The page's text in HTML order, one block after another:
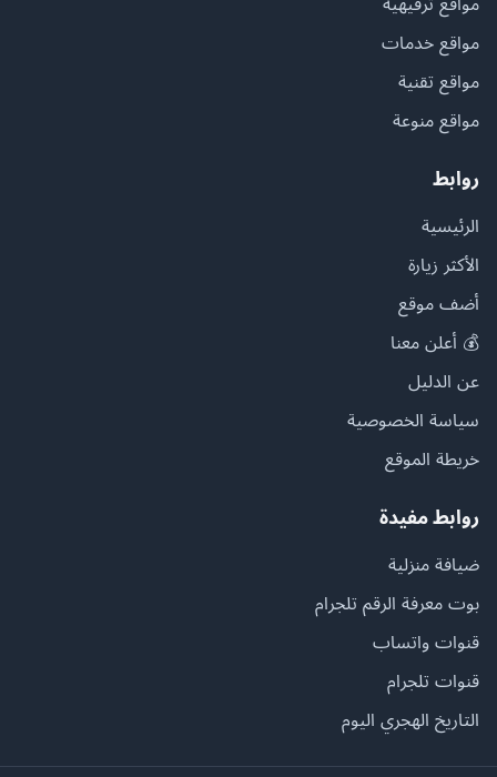
مواقع خدمات
مواقع تقنية
مواقع منوعة
روابط
الرئيسية
الأكثر زيارة
أضف موقع
💰 أعلن معنا
عن الدليل
سياسة الخصوصية
خريطة الموقع
روابط مفيدة
ضيافة منزلية
بوت معرفة الرقم تلجرام
قنوات واتساب
قنوات تلجرام
التاريخ الهجري اليوم